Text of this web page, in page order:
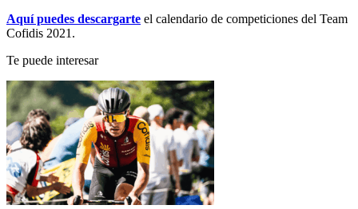
Aquí puedes descargarte el calendario de competiciones del Team
Cofidis 2021.
Te puede interesar